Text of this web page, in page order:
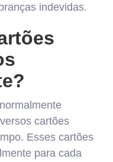
indevidas.
cartões
Esses cartões
para cada